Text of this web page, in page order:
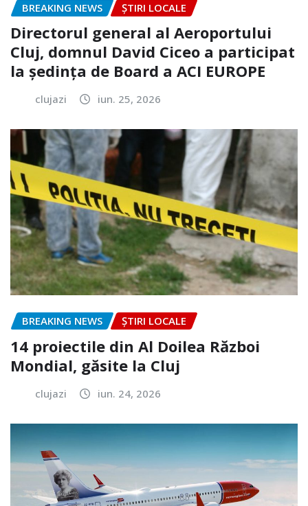
BREAKING NEWS ȘTIRI LOCALE
Directorul general al Aeroportului
Cluj, domnul David Ciceo a participat
la ședința de Board a ACI EUROPE
clujazi iun. 25, 2026
BREAKING NEWS ȘTIRI LOCALE
14 proiectile din Al Doilea Război
Mondial, găsite la Cluj
clujazi iun. 24, 2026